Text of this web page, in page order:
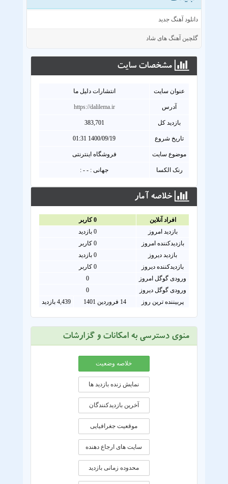
دانلود آهنگ جدید
گلچین آهنگ های شاد
مشخصات سايت
عنوان سايت انتشارات دلیل ما
آدرس https://dalilema.ir
بازدید کل 383,701
تاریخ شروع 1400/09/19 01:31
موضوع سایت فروشگاه اینترنتی
رنک الکسا جهانی : - - :
خلاصه آمار
افراد آنلاين 0کاربر
بازدید امروز
0بازدید
بازدیدکننده امروز
0 کاربر
بازدید دیروز
0 بازدید
بازدیدکننده دیروز
0 کاربر
ورودی گوگل امروز
0
ورودی گوگل دیروز
0
پربیننده ترین روز
14 فروردین 1401 4,439 بازدید
منوی دسترسی به امکانات و گزارشات
خلاصه وضعیت
نمایش زنده بازدید ها
آخرین بازدیدکنندگان
موقعيت جغرافيايی
سایت های ارجاع دهنده
محدوده زمانی بازديد